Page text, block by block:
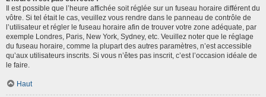
Il est possible que l’heure affichée soit réglée sur un fuseau horaire différent du
vôtre. Si tel était le cas, veuillez vous rendre dans le panneau de contrôle de
l’utilisateur et régler le fuseau horaire afin de trouver votre zone adéquate, par
exemple Londres, Paris, New York, Sydney, etc. Veuillez noter que le réglage
du fuseau horaire, comme la plupart des autres paramètres, n’est accessible
qu’aux utilisateurs inscrits. Si vous n’êtes pas inscrit, c’est l’occasion idéale de
le faire.
Haut